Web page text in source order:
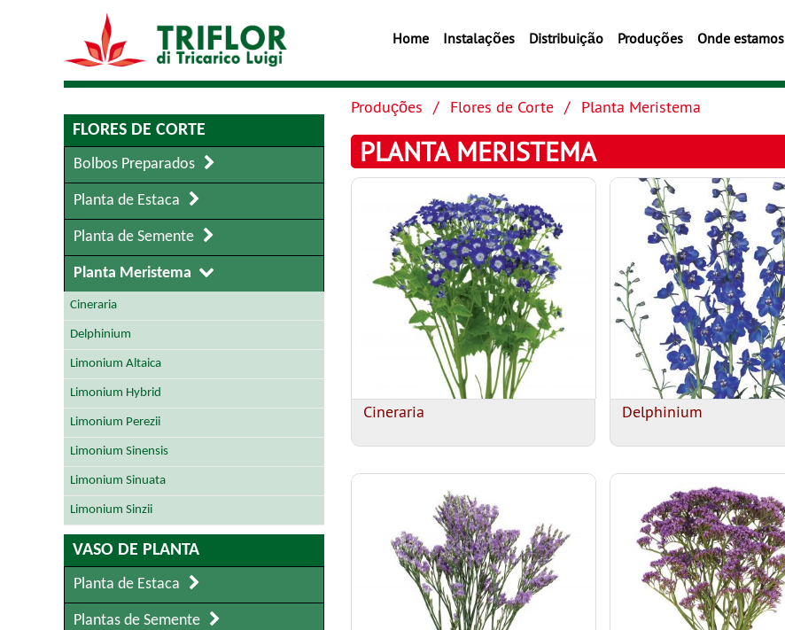
Home Instalações Distribuição Produções Onde estamos
Produções Flores de Corte Planta Meristema
PLANTA MERISTEMA
Cineraria Delphinium
FLORES DE CORTE
Bolbos Preparados
Planta de Estaca
Planta de Semente
Planta Meristema
Cineraria
Delphinium
Limonium Altaica
Limonium Hybrid
Limonium Perezii
Limonium Sinensis
Limonium Sinuata
Limonium Sinzii
VASO DE PLANTA
Planta de Estaca
Plantas de Semente